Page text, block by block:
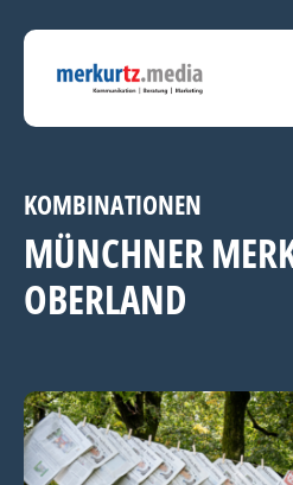
KOMBINATIONEN
MÜNCHNER
OBERLAND